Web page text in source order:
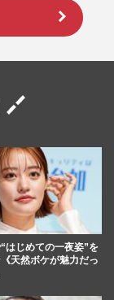
はじめての一夜姿”を
天然ボケが魅力だっ